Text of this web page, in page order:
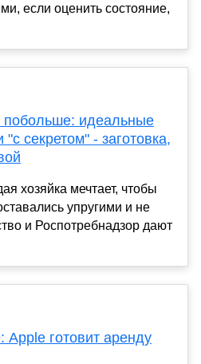
если оценить состояние,
побольше: идеальные
секретом" - заготовка,
хозяйка мечтает, чтобы
упругими и не
и Роспотребнадзор дают
Apple готовит аренду